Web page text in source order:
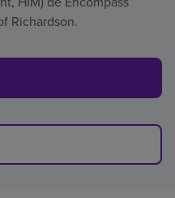
Richardson.